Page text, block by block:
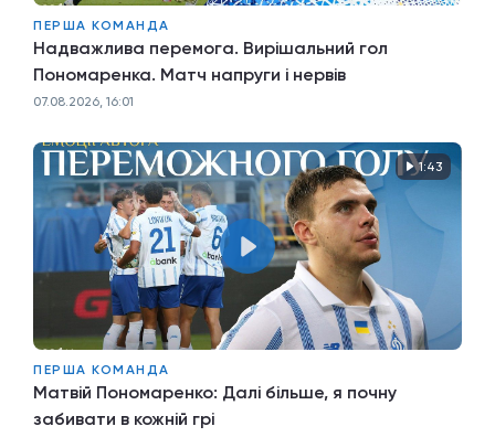
ПЕРША КОМАНДА
Надважлива перемога. Вирішальний гол
Пономаренка. Матч напруги і нервів
07.08.2026, 16:01
1:43
ПЕРША КОМАНДА
Матвій Пономаренко: Далі більше, я почну
забивати в кожній грі